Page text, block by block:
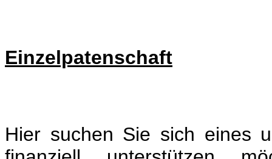
Einzelpatenschaft
Hier suchen Sie sich eines